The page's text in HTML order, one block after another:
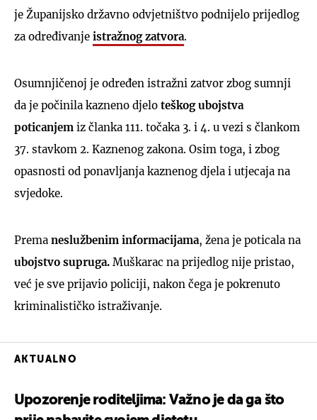
je Županijsko državno odvjetništvo podnijelo prijedlog
za određivanje istražnog zatvora.
Osumnjičenoj je određen istražni zatvor zbog sumnji
da je počinila kazneno djelo teškog ubojstva
poticanjem iz članka 111. točaka 3. i 4. u vezi s člankom
37. stavkom 2. Kaznenog zakona. Osim toga, i zbog
opasnosti od ponavljanja kaznenog djela i utjecaja na
svjedoke.
Prema neslužbenim informacijama, žena je poticala na
ubojstvo supruga. Muškarac na prijedlog nije pristao,
već je sve prijavio policiji, nakon čega je pokrenuto
kriminalističko istraživanje.
AKTUALNO
Upozorenje roditeljima: Važno je da ga što